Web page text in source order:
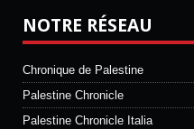
NOTRE RÉSEAU
Chronique de Palestine
Palestine Chronicle
Palestine Chronicle Italia